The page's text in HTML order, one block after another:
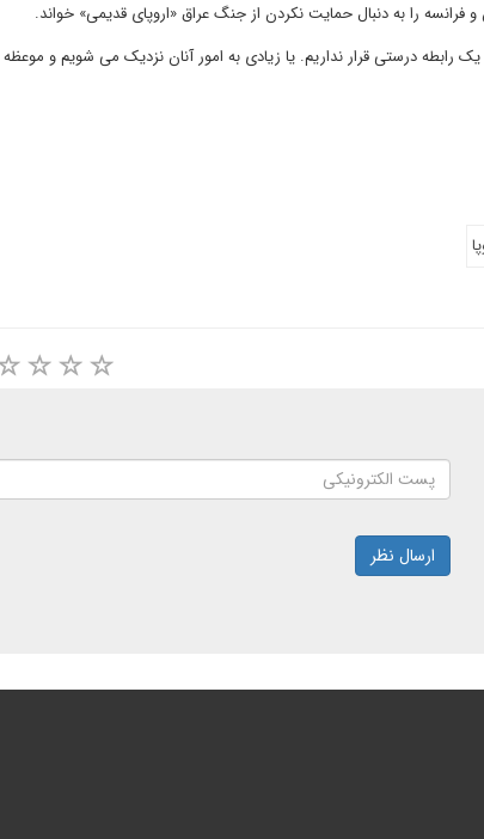
را به دنبال حمایت نکردن از جنگ عراق «اروپای قدیمی» خواند.
یک رابطه درستی قرار نداریم. یا زیادی به امور آنان نزدیک می شویم و
ارسال نظر